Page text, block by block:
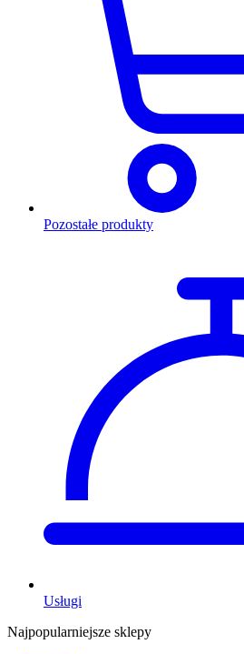
Pozostałe produkty
Usługi
Najpopularniejsze sklepy